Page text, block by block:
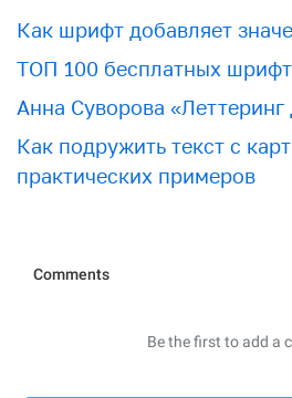
Как шрифт добавляет
ТОП 100 бесплатных
Анна Суворова
Как подружить текст с
практических примеров